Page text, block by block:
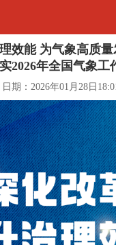
效能 为气象高质
年全国气象工
日期：2026年01月28日